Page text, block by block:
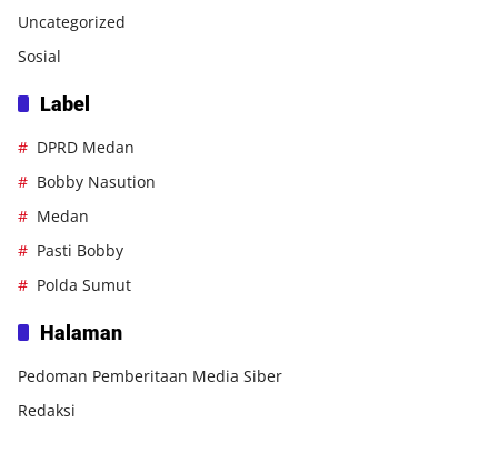
Uncategorized
Sosial
Label
DPRD Medan
Bobby Nasution
Medan
Pasti Bobby
Polda Sumut
Halaman
Pedoman Pemberitaan Media Siber
Redaksi